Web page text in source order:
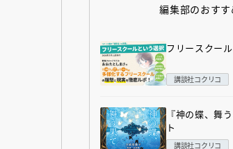
編集部のおすす
フリースクー
講談社コクリコ
『神の蝶、舞
ト
講談社コクリコ